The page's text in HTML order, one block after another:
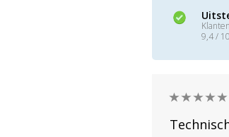
9,4 / 10